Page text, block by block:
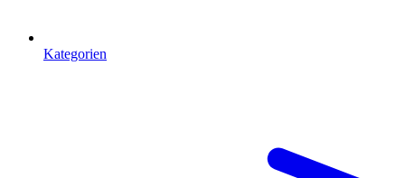
Kategorien